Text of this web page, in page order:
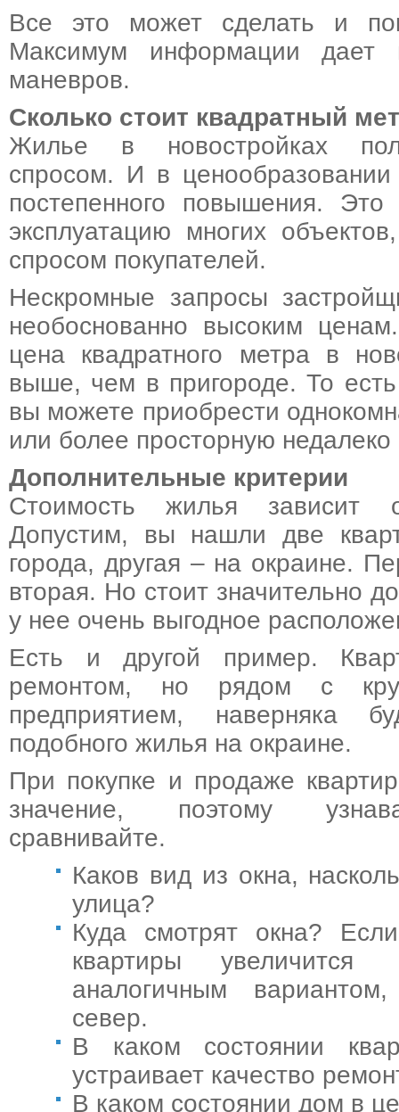
Все это может сделать и
Максимум информации дает
маневров.
Сколько стоит квадратный
Жилье в новостройках
спросом. И в ценообразовании
постепенного повышения.
эксплуатацию многих
спросом покупателей.
Нескромные запросы
необоснованно высоким
цена квадратного метра в
выше, чем в пригороде. То
вы можете приобрести
или более просторную недалеко
Дополнительные критерии
Стоимость жилья зависит
Допустим, вы нашли две
города, другая – на окраине.
вторая. Но стоит значительно
у нее очень выгодное
Есть и другой пример.
ремонтом, но рядом с
предприятием, наверняка
подобного жилья на окраине.
При покупке и продаже
значение, поэтому
сравнивайте.
Каков вид из окна,
улица?
Куда смотрят окна?
квартиры
аналогичным
север.
В каком состоянии
устраивает качество
В каком состоянии дом в